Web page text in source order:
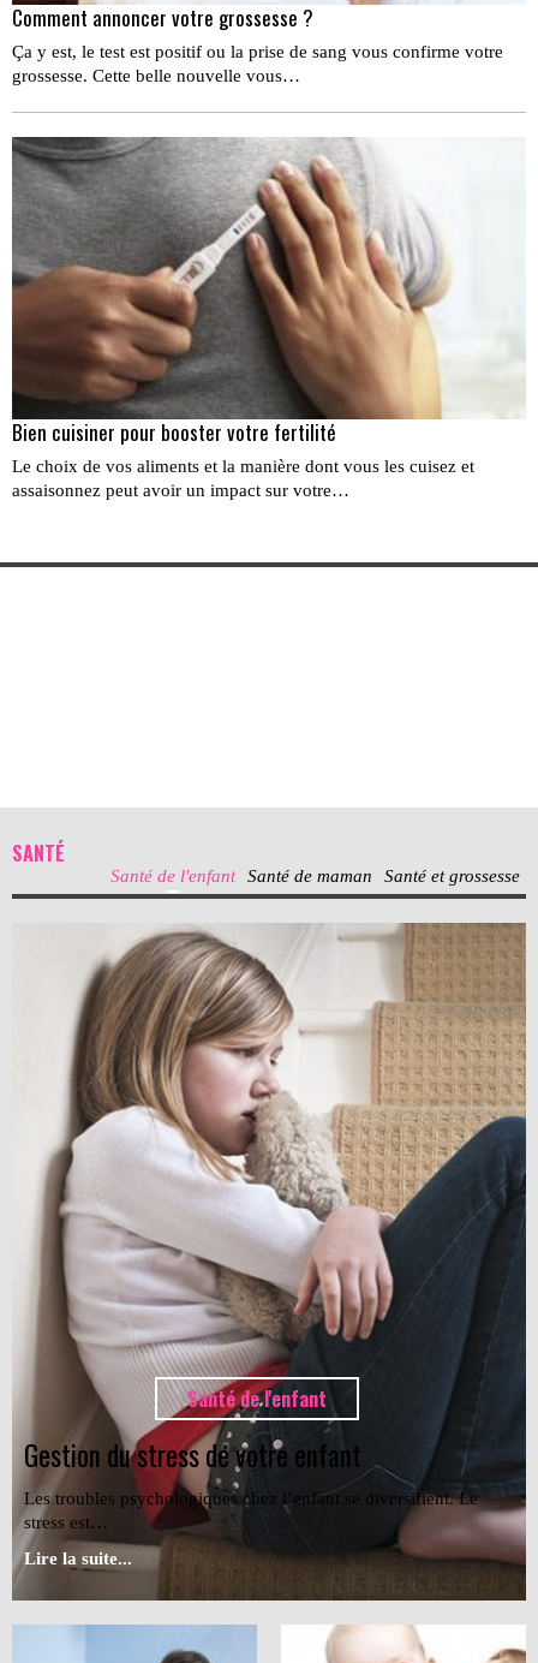
Comment annoncer votre grossesse ?
Ça y est, le test est positif ou la prise de sang vous confirme votre
grossesse. Cette belle nouvelle vous…
Bien cuisiner pour booster votre fertilité
Le choix de vos aliments et la manière dont vous les cuisez et
assaisonnez peut avoir un impact sur votre…
SANTÉ
Santé de l'enfant Santé de maman Santé et grossesse
Santé de l'enfant
Gestion du stress de votre enfant
Les troubles psychologiques chez l’enfant se diversifient. Le
stress est…
Lire la suite...